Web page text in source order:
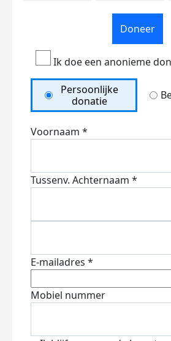
Doneer
Ik doe een anonieme
Persoonlijke
donatie
Voornaam *
Tussenv. Achternaam *
E-mailadres *
Mobiel nummer